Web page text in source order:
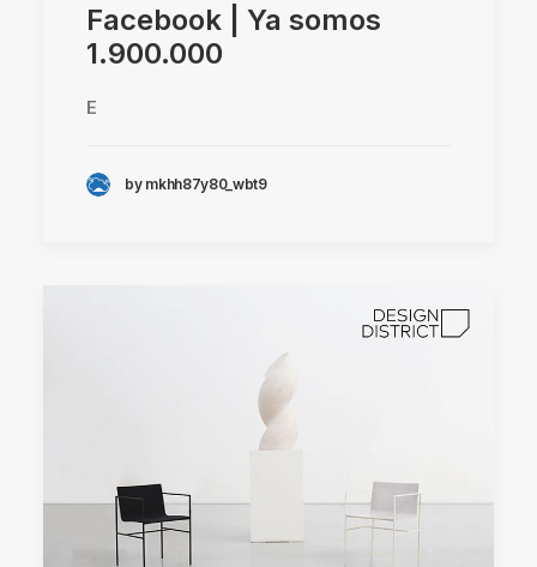
Facebook | Ya somos
1.900.000
E
by mkhh87y80_wbt9